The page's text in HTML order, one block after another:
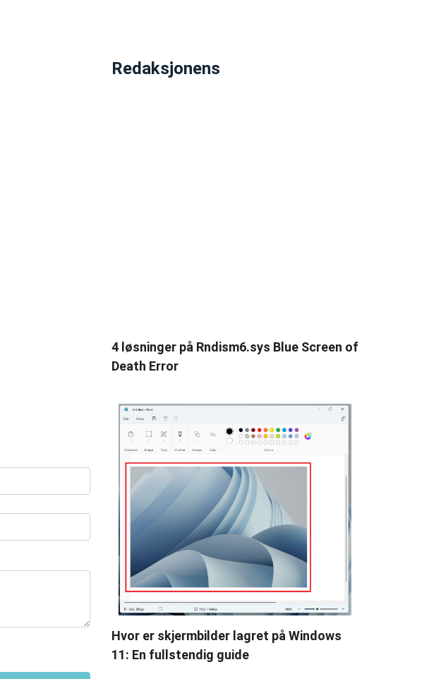
Redaksjonens
4 løsninger på Rndism6.sys Blue Screen of
Death Error
Hvor er skjermbilder lagret på Windows
11: En fullstendig guide